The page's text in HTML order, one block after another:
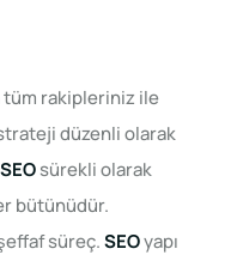
rakipleriniz ile
düzenli olarak
SEOsürekli olarak
bütünüdür.
süreç.SEOyapı